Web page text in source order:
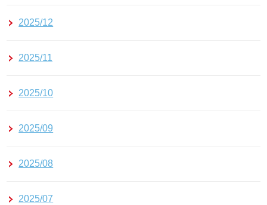
2025/12
2025/11
2025/10
2025/09
2025/08
2025/07